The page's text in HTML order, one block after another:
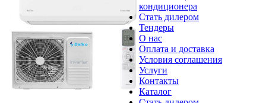
кондиционера
Стать дилером
Тендеры
О нас
Оплата и доставка
Условия соглашения
Услуги
Контакты
Каталог